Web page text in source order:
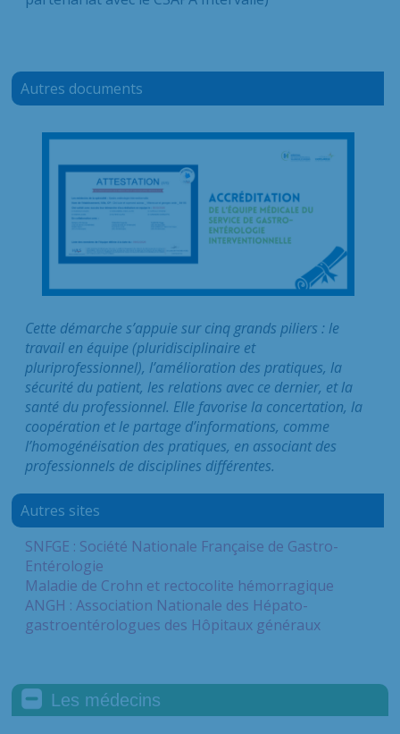
Autres documents
Cette démarche s’appuie sur cinq grands piliers : le
travail en équipe (pluridisciplinaire et
pluriprofessionnel), l’amélioration des pratiques, la
sécurité du patient, les relations avec ce dernier, et la
santé du professionnel. Elle favorise la concertation, la
coopération et le partage d’informations, comme
l’homogénéisation des pratiques, en associant des
professionnels de disciplines différentes.
Autres sites
SNFGE : Société Nationale Française de Gastro-
Entérologie
Maladie de Crohn et rectocolite hémorragique
ANGH : Association Nationale des Hépato-
gastroentérologues des Hôpitaux généraux
Les médecins